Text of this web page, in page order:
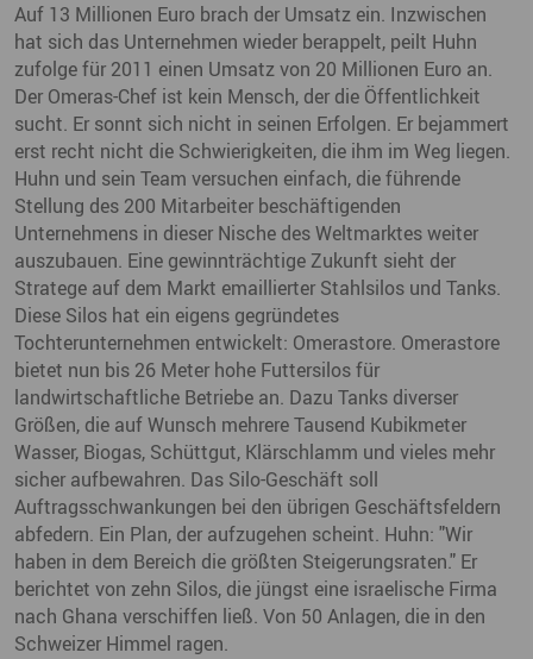
Auf 13 Millionen Euro brach der Umsatz ein. Inzwischen
hat sich das Unternehmen wieder berappelt, peilt Huhn
zufolge für 2011 einen Umsatz von 20 Millionen Euro an.
Der Omeras-Chef ist kein Mensch, der die Öffentlichkeit
sucht. Er sonnt sich nicht in seinen Erfolgen. Er bejammert
erst recht nicht die Schwierigkeiten, die ihm im Weg liegen.
Huhn und sein Team versuchen einfach, die führende
Stellung des 200 Mitarbeiter beschäftigenden
Unternehmens in dieser Nische des Weltmarktes weiter
auszubauen. Eine gewinnträchtige Zukunft sieht der
Stratege auf dem Markt emaillierter Stahlsilos und Tanks.
Diese Silos hat ein eigens gegründetes
Tochterunternehmen entwickelt: Omerastore. Omerastore
bietet nun bis 26 Meter hohe Futtersilos für
landwirtschaftliche Betriebe an. Dazu Tanks diverser
Größen, die auf Wunsch mehrere Tausend Kubikmeter
Wasser, Biogas, Schüttgut, Klärschlamm und vieles mehr
sicher aufbewahren. Das Silo-Geschäft soll
Auftragsschwankungen bei den übrigen Geschäftsfeldern
abfedern. Ein Plan, der aufzugehen scheint. Huhn: "Wir
haben in dem Bereich die größten Steigerungsraten." Er
berichtet von zehn Silos, die jüngst eine israelische Firma
nach Ghana verschiffen ließ. Von 50 Anlagen, die in den
Schweizer Himmel ragen.